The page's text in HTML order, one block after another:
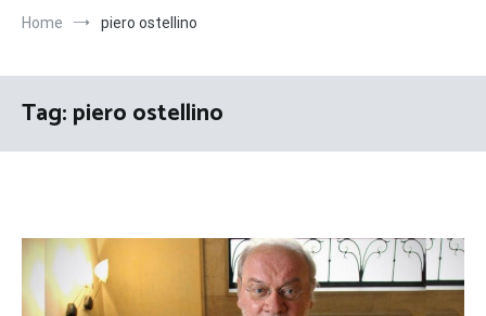
Home piero ostellino
Tag:piero ostellino